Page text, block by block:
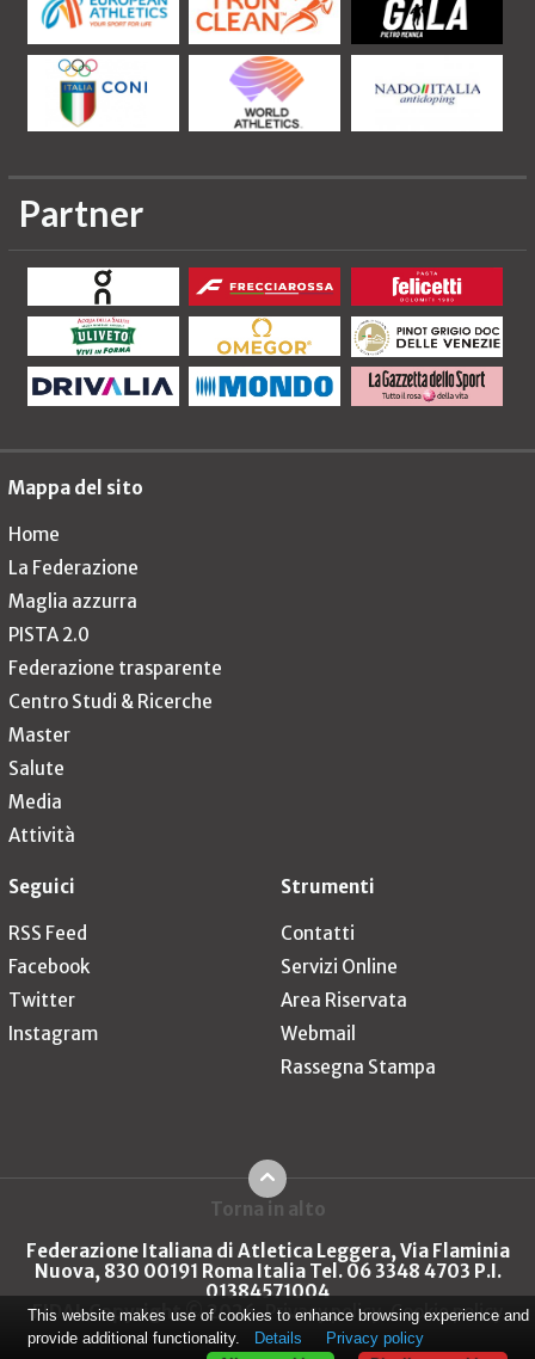
Partner
Mappa del sito
Home
La Federazione
Maglia azzurra
PISTA 2.0
Federazione trasparente
Centro Studi & Ricerche
Master
Salute
Media
Attività
Seguici
RSS Feed
Facebook
Twitter
Instagram
Strumenti
Contatti
Servizi Online
Area Riservata
Webmail
Rassegna Stampa
Torna in alto
Federazione Italiana di Atletica Leggera, Via Flaminia
Nuova, 830 00191 Roma Italia Tel. 06 3348 4703 P.I.
01384571004
FIDAL Copyright © 2026 Privacy policy Cookie policy
This website makes use of cookies to enhance browsing experience and
provide additional functionality.
Details
Privacy policy